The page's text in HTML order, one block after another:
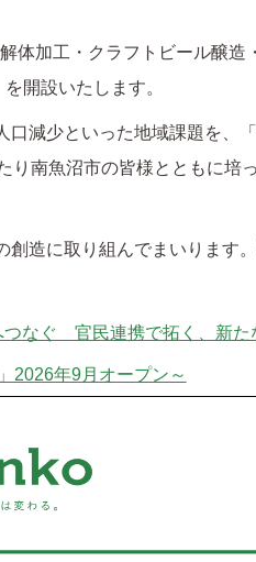
体加工・クラフトビール醸造
開設いたします。
減少といった地域課題を、
南魚沼市の皆様とともに培
造に取り組んでまいります
なぐ 官民連携で拓く、新た
2026年9月オープン～